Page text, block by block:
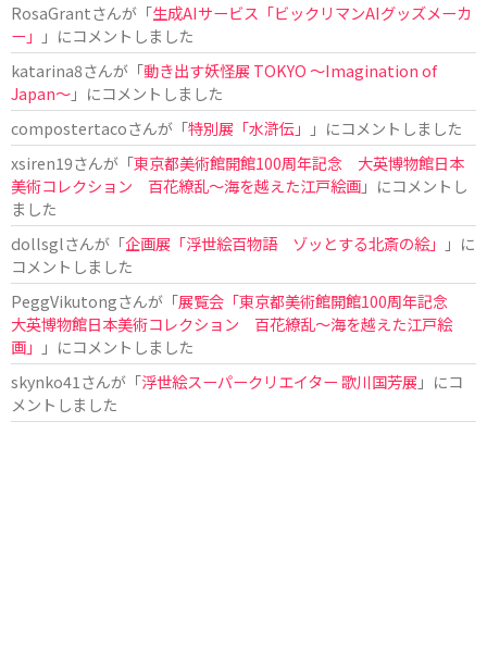
RosaGrantさんが「生成AIサービス「ビックリマンAIグッズメーカ
ー」
」にコメントしました
katarina8さんが「動き出す妖怪展 TOKYO 〜Imagination of
Japan〜」にコメントしました
compostertacoさんが「特別展「水滸伝」
」にコメントしました
xsiren19さんが「東京都美術館開館100周年記念 大英博物館日本
美術コレクション 百花繚乱～海を越えた江戸絵画」にコメントし
ました
dollsglさんが「企画展「浮世絵百物語 ゾッとする北斎の絵」
」に
コメントしました
PeggVikutongさんが「展覧会「東京都美術館開館100周年記念
大英博物館日本美術コレクション 百花繚乱〜海を越えた江戸絵
画」
」にコメントしました
skynko41 さんが「浮世絵スーパークリエイター 歌川国芳展 」にコ
メントしました